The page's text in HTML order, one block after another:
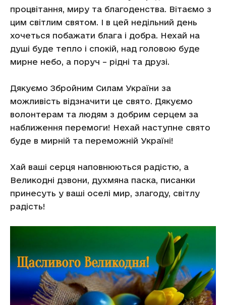
процвітання, миру та благоденства. Вітаємо з
цим світлим святом. І в цей недільний день
хочеться побажати блага і добра. Нехай на
душі буде тепло і спокій, над головою буде
мирне небо, а поруч – рідні та друзі.
Дякуємо Збройним Силам України за
можливість відзначити це свято. Дякуємо
волонтерам та людям з добрим серцем за
наближення перемоги! Нехай наступне свято
буде в мирній та переможній Україні!
Хай ваші серця наповнюються радістю, а
Великодні дзвони, духмяна паска, писанки
принесуть у ваші оселі мир, злагоду, світлу
радість!